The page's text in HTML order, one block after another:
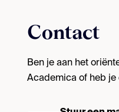
Contact
Ben je aan het
Academica of heb je